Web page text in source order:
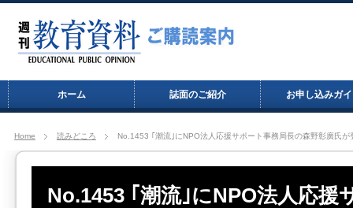
ホーム 誌面のご紹介 お申し込みガ
Home 読みどころ No.1453 ｢潮流｣にNPO法人応援サポート事務局長の森野彰廣氏が
No.1453 ｢潮流｣にNPO法人応援